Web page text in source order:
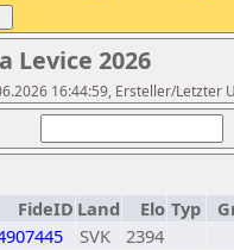
Levice 2026
16:44:59, Ersteller/Letzter
FideID Land Elo Typ
SVK
2394